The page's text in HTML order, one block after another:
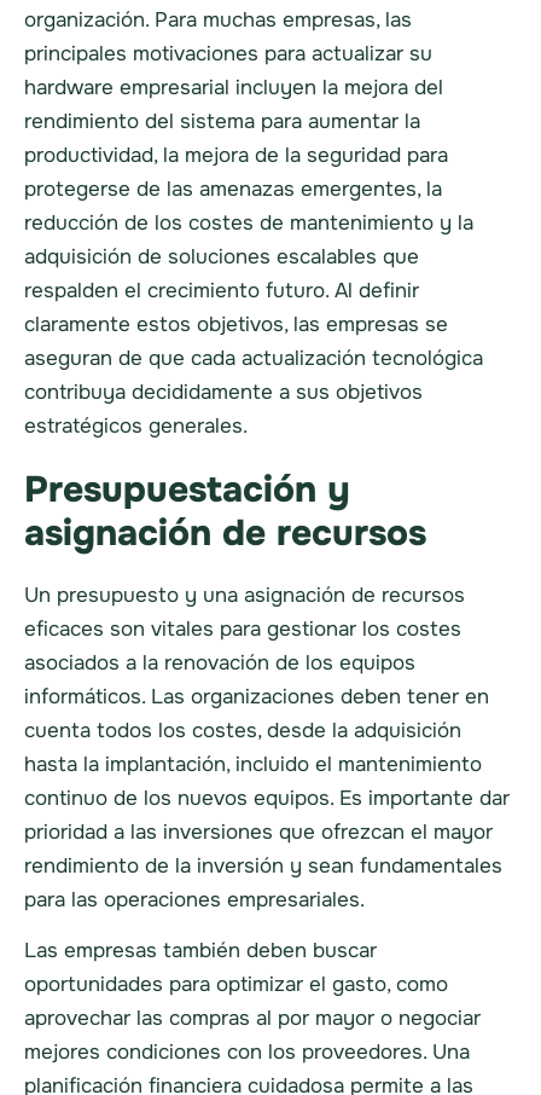
organización. Para muchas empresas, las
principales motivaciones para actualizar su
hardware empresarial incluyen la mejora del
rendimiento del sistema para aumentar la
productividad, la mejora de la seguridad para
protegerse de las amenazas emergentes, la
reducción de los costes de mantenimiento y la
adquisición de soluciones escalables que
respalden el crecimiento futuro. Al definir
claramente estos objetivos, las empresas se
aseguran de que cada actualización tecnológica
contribuya decididamente a sus objetivos
estratégicos generales.
Presupuestación y
asignación de recursos
Un presupuesto y una asignación de recursos
eficaces son vitales para gestionar los costes
asociados a la renovación de los equipos
informáticos. Las organizaciones deben tener en
cuenta todos los costes, desde la adquisición
hasta la implantación, incluido el mantenimiento
continuo de los nuevos equipos. Es importante dar
prioridad a las inversiones que ofrezcan el mayor
rendimiento de la inversión y sean fundamentales
para las operaciones empresariales.
Las empresas también deben buscar
oportunidades para optimizar el gasto, como
aprovechar las compras al por mayor o negociar
mejores condiciones con los proveedores. Una
planificación financiera cuidadosa permite a las